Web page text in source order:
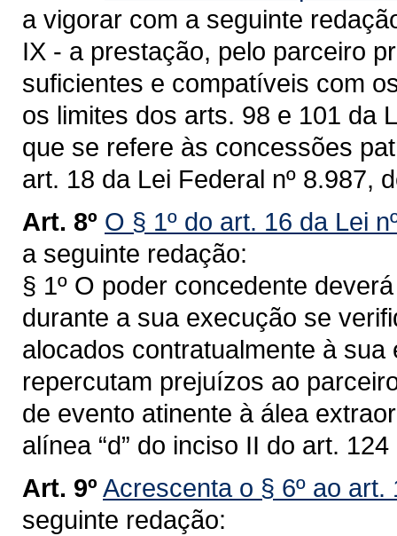
a vigorar com a seguinte
IX - a prestação, pelo parceiro
suficientes e compatíveis com
os limites dos arts. 98 e 101 da
que se refere às concessões
art. 18 da Lei Federal nº 8.987,
Art. 8º O § 1º do art. 16 da Lei
a seguinte redação:
§ 1º O poder concedente
durante a sua execução se
alocados contratualmente à
repercutam prejuízos ao
de evento atinente à álea
alínea “d” do inciso II do art.
Art. 9º Acrescenta o § 6º ao art.
seguinte redação: